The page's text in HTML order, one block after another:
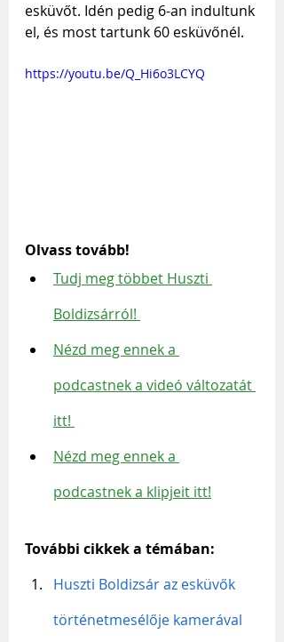
esküvőt. Idén pedig 6-an indultunk
el, és most tartunk 60 esküvőnél.
https://youtu.be/Q_Hi6o3LCYQ
Olvass tovább!
Tudj meg többet Huszti
Boldizsárról!
Nézd meg ennek a
podcastnek a videó változatát
itt!
Nézd meg ennek a
podcastnek a klipjeit itt!
További cikkek a témában:
Huszti Boldizsár az esküvők
történetmesélője kamerával